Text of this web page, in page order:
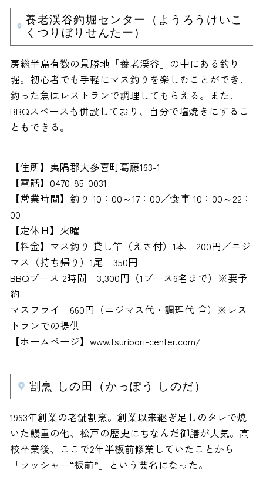
養老渓谷釣堀センター（ようろうけいこ
くつりぼりせんたー）
房総半島有数の景勝地「養老渓谷」の中にある釣り
堀。初心者でも手軽にマス釣りを楽しむことができ、
釣った魚はレストランで調理してもらえる。また、
BBQスペースも併設しており、自分で塩焼きにするこ
ともできる。
【住所】夷隅郡大多喜町葛藤163-1
【電話】0470-85-0031
【営業時間】釣り 10：00～17：00／食事 10：00～22：
00
【定休日】火曜
【料金】マス釣り 貸し竿（えさ付）1本 200円／ニジ
マス（持ち帰り）1尾 350円
BBQブース 2時間 3,300円（1ブース6名まで）※要予
約
マスフライ 660円（ニジマス代・調理代 含）※レス
トランでの提供
【ホームページ】www.tsuribori-center.com/
割烹 しの田（かっぽう しのだ）
1963年創業の老舗割烹。創業以来継ぎ足しのタレで焼
いた鰻重の他、松戸の歴史にちなんだ御膳が人気。高
校卒業後、ここで2年半板前修業していたことから
「ラッシャー“板前”」という芸名になった。